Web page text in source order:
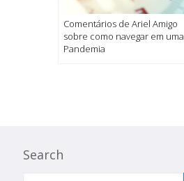
Comentários de Ariel Amigo
sobre como navegar em uma
Pandemia
Search